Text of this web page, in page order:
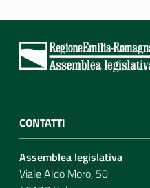
Assemblea
Attività
Per i media
Per i cittadini
CONTATTI
Assemblea legislativa
Viale Aldo Moro, 50